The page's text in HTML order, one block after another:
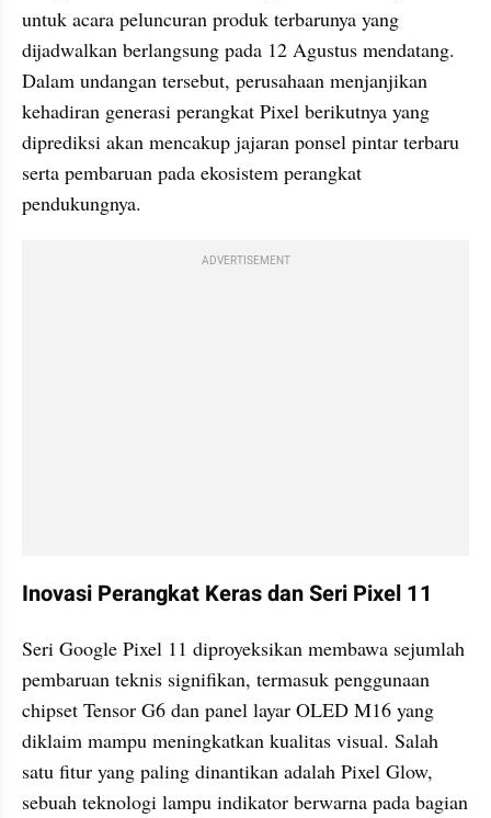
untuk acara peluncuran produk terbarunya yang
dijadwalkan berlangsung pada 12 Agustus mendatang.
Dalam undangan tersebut, perusahaan menjanjikan
kehadiran generasi perangkat Pixel berikutnya yang
diprediksi akan mencakup jajaran ponsel pintar terbaru
serta pembaruan pada ekosistem perangkat
pendukungnya.
ADVERTISEMENT
Inovasi Perangkat Keras dan Seri Pixel 11
Seri Google Pixel 11 diproyeksikan membawa sejumlah
pembaruan teknis signifikan, termasuk penggunaan
chipset Tensor G6 dan panel layar OLED M16 yang
diklaim mampu meningkatkan kualitas visual. Salah
satu fitur yang paling dinantikan adalah Pixel Glow,
sebuah teknologi lampu indikator berwarna pada bagian